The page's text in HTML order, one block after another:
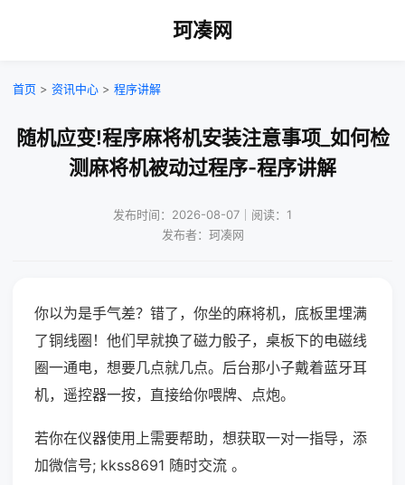
珂凑网
首页 > 资讯中心 > 程序讲解
随机应变!程序麻将机安装注意事项_如何检
测麻将机被动过程序-程序讲解
发布时间：2026-08-07｜阅读：1
发布者：珂凑网
你以为是手气差？错了，你坐的麻将机，底板里埋满
了铜线圈！他们早就换了磁力骰子，桌板下的电磁线
圈一通电，想要几点就几点。后台那小子戴着蓝牙耳
机，遥控器一按，直接给你喂牌、点炮。
若你在仪器使用上需要帮助，想获取一对一指导，添
加微信号; kkss8691 随时交流 。